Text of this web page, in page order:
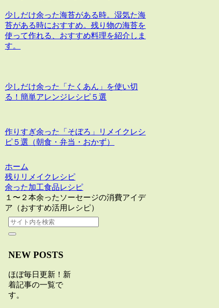
少しだけ余った海苔がある時。湿気た海
苔がある時におすすめ。残り物の海苔を
使って作れる、おすすめ料理を紹介しま
す。
少しだけ余った「たくあん」を使い切
る！簡単アレンジレシピ５選
作りすぎ余った「そぼろ」リメイクレシ
ピ５選（朝食・弁当・おかず）
ホーム
残りリメイクレシピ
余った加工食品レシピ
１〜２本余ったソーセージの消費アイデ
ア（おすすめ活用レシピ）
NEW POSTS
ほぼ毎日更新！新
着記事の一覧で
す。